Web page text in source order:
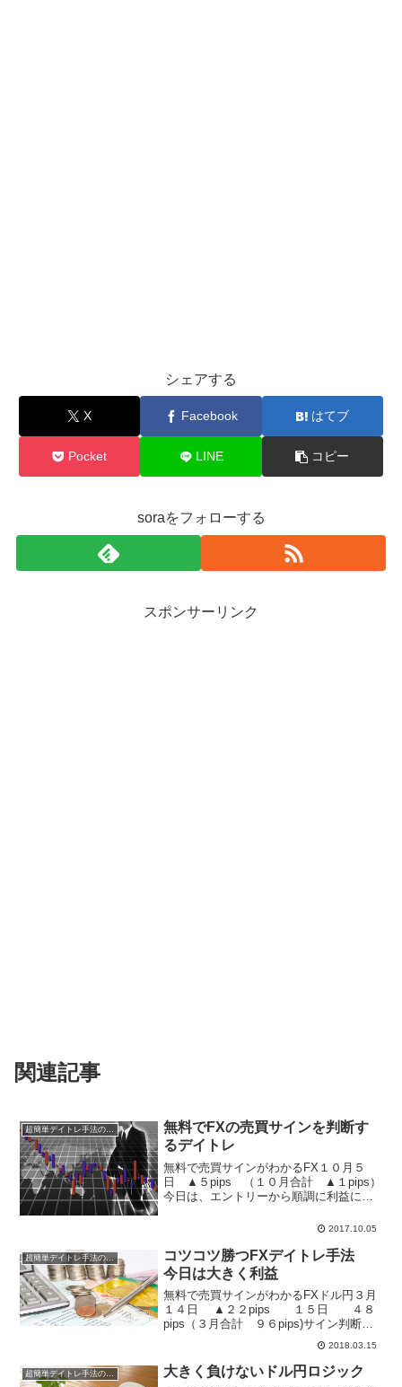
シェアする
X Facebook はてブ
Pocket LINE コピー
soraをフォローする
スポンサーリンク
関連記事
超簡単デイトレ手法の成績
無料でFXの売買サインを判断す
るデイトレ
無料で売買サインがわかるFX１０月５
日 ▲５pips （１０月合計 ▲１pips）
今日は、エントリーから順調に利益にな
た・・・。仕事中にチラッとスマホを見
で、安心してい...
2017.10.05
超簡単デイトレ手法の成績
コツコツ勝つFXデイトレ手法
今日は大きく利益
無料で売買サインがわかるFXドル円３月
１４日 ▲２２pips １５日 ４８
pips（３月合計 ９６pips)サイン判断は
誰が見ても明白なデータを利用します。
チャートを分析することもないので、初
心者でも簡単に実現可能。再現性は１０
０％で...
2018.03.15
超簡単デイトレ手法の成績 大きく負けないドル円ロジック